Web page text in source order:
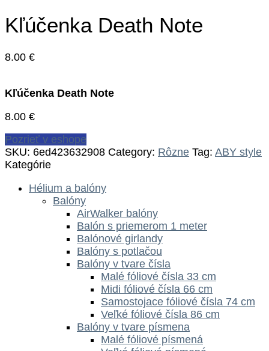
Kľúčenka Death Note
8.00 €
Kľúčenka Death Note
8.00 €
Pozrieť v eshope
SKU: 6ed423632908 Category: Rôzne Tag: ABY style
Kategórie
Hélium a balóny
Balóny
AirWalker balóny
Balón s priemerom 1 meter
Balónové girlandy
Balóny s potlačou
Balóny v tvare čísla
Malé fóliové čísla 33 cm
Midi fóliové čísla 66 cm
Samostojace fóliové čísla 74 cm
Veľké fóliové čísla 86 cm
Balóny v tvare písmena
Malé fóliové písmená